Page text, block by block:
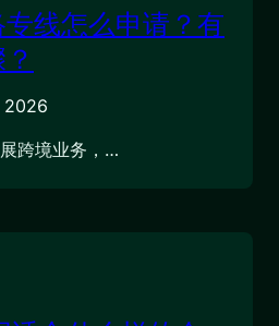
线怎么申请？有
2026
跨境业务，…